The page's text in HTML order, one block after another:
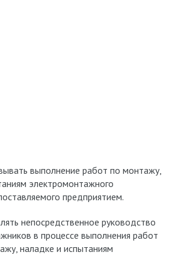
выполнение работ по монтажу,
электромонтажного
предприятием.
непосредственное руководство
в процессе выполнения работ
наладке и испытаниям